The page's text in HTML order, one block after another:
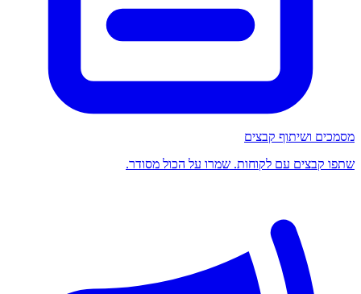
מסמכים ושיתוף קבצים
שתפו קבצים עם לקוחות. שמרו על הכול מסודר.